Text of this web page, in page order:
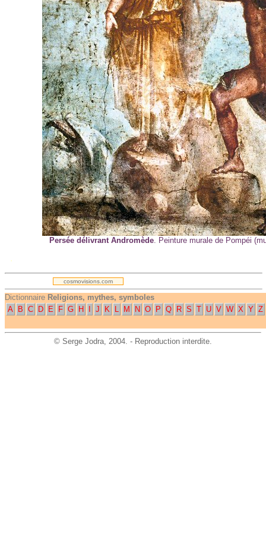
Persée délivrant Andromède. Peinture murale de Pompéi
.
cosmovisions.com
Dictionnaire Religions, mythes, symboles
A
B C D E F G H J K L M N O P Q R S T U V W X Y Z
© Serge Jodra, 2004. - Reproduction interdite.